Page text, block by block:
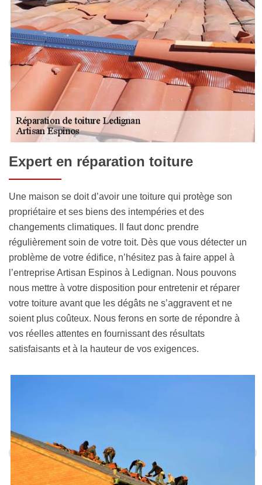
Expert en réparation toiture
Une maison se doit d’avoir une toiture qui protège son
propriétaire et ses biens des intempéries et des
changements climatiques. Il faut donc prendre
régulièrement soin de votre toit. Dès que vous détecter un
problème de votre édifice, n’hésitez pas à faire appel à
l’entreprise Artisan Espinos à Ledignan. Nous pouvons
nous mettre à votre disposition pour entretenir et réparer
votre toiture avant que les dégâts ne s’aggravent et ne
soient plus coûteux. Nous ferons en sorte de répondre à
vos réelles attentes en fournissant des résultats
satisfaisants et à la hauteur de vos exigences.